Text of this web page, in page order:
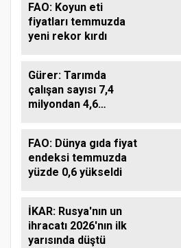
FAO: Koyun eti
fiyatları temmuzda
yeni rekor kırdı
Gürer: Tarımda
çalışan sayısı 7,4
milyondan 4,6
FAO: Dünya gıda fiyat
endeksi temmuzda
yüzde 0,6 yükseldi
İKAR: Rusya'nın un
ihracatı 2026'nın ilk
yarısında düştü